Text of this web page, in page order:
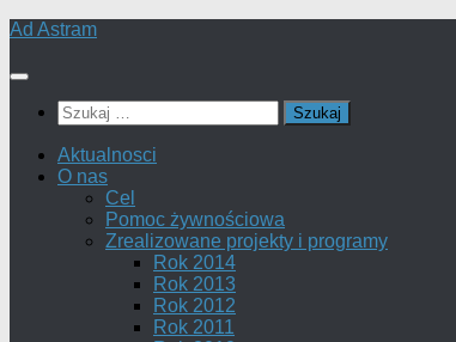
Skip
content
Ad Astram
Szukaj:
Aktualnosci
O nas
Cel
Pomoc żywnościowa
Zrealizowane projekty i programy
Rok 2014
Rok 2013
Rok 2012
Rok 2011